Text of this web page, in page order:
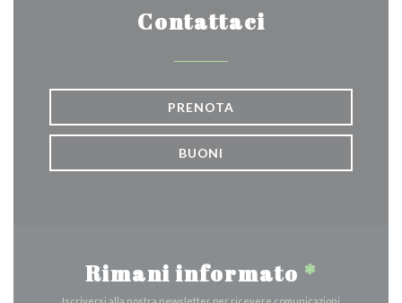
Contattaci
PRENOTA
BUONI
Rimani informato *